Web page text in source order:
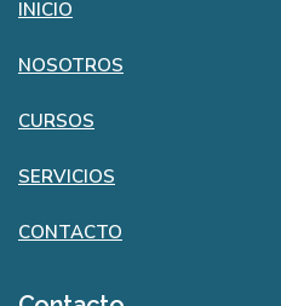
INICIO
NOSOTROS
CURSOS
SERVICIOS
CONTACTO